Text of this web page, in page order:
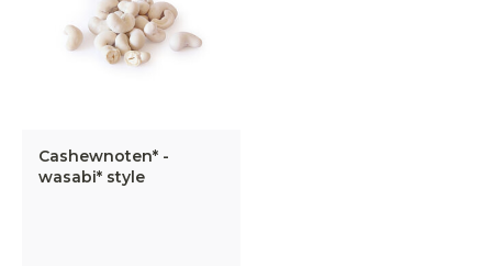
Cashewnoten* -
wasabi* style